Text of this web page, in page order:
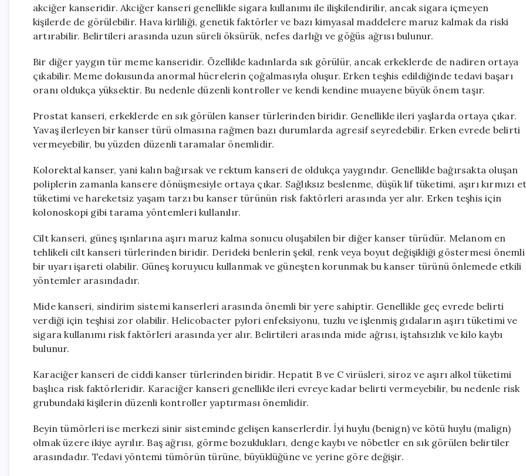
akciğer kanseridir. Akciğer kanseri genellikle sigara kullanımı ile ilişkilendirilir, ancak sigara içmeyen
kişilerde de görülebilir. Hava kirliliği, genetik faktörler ve bazı kimyasal maddelere maruz kalmak da riski
artırabilir. Belirtileri arasında uzun süreli öksürük, nefes darlığı ve göğüs ağrısı bulunur.
Bir diğer yaygın tür meme kanseridir. Özellikle kadınlarda sık görülür, ancak erkeklerde de nadiren ortaya
çıkabilir. Meme dokusunda anormal hücrelerin çoğalmasıyla oluşur. Erken teşhis edildiğinde tedavi başarı
oranı oldukça yüksektir. Bu nedenle düzenli kontroller ve kendi kendine muayene büyük önem taşır.
Prostat kanseri, erkeklerde en sık görülen kanser türlerinden biridir. Genellikle ileri yaşlarda ortaya çıkar.
Yavaş ilerleyen bir kanser türü olmasına rağmen bazı durumlarda agresif seyredebilir. Erken evrede belirti
vermeyebilir, bu yüzden düzenli taramalar önemlidir.
Kolorektal kanser, yani kalın bağırsak ve rektum kanseri de oldukça yaygındır. Genellikle bağırsakta oluşan
poliplerin zamanla kansere dönüşmesiyle ortaya çıkar. Sağlıksız beslenme, düşük lif tüketimi, aşırı kırmızı et
tüketimi ve hareketsiz yaşam tarzı bu kanser türünün risk faktörleri arasında yer alır. Erken teşhis için
kolonoskopi gibi tarama yöntemleri kullanılır.
Cilt kanseri, güneş ışınlarına aşırı maruz kalma sonucu oluşabilen bir diğer kanser türüdür. Melanom en
tehlikeli cilt kanseri türlerinden biridir. Derideki benlerin şekil, renk veya boyut değişikliği göstermesi önemli
bir uyarı işareti olabilir. Güneş koruyucu kullanmak ve güneşten korunmak bu kanser türünü önlemede etkili
yöntemler arasındadır.
Mide kanseri, sindirim sistemi kanserleri arasında önemli bir yere sahiptir. Genellikle geç evrede belirti
verdiği için teşhisi zor olabilir. Helicobacter pylori enfeksiyonu, tuzlu ve işlenmiş gıdaların aşırı tüketimi ve
sigara kullanımı risk faktörleri arasında yer alır. Belirtileri arasında mide ağrısı, iştahsızlık ve kilo kaybı
bulunur.
Karaciğer kanseri de ciddi kanser türlerinden biridir. Hepatit B ve C virüsleri, siroz ve aşırı alkol tüketimi
başlıca risk faktörleridir. Karaciğer kanseri genellikle ileri evreye kadar belirti vermeyebilir, bu nedenle risk
grubundaki kişilerin düzenli kontroller yaptırması önemlidir.
Beyin tümörleri ise merkezi sinir sisteminde gelişen kanserlerdir. İyi huylu (benign) ve kötü huylu (malign)
olmak üzere ikiye ayrılır. Baş ağrısı, görme bozuklukları, denge kaybı ve nöbetler en sık görülen belirtiler
arasındadır. Tedavi yöntemi tümörün türüne, büyüklüğüne ve yerine göre değişir.